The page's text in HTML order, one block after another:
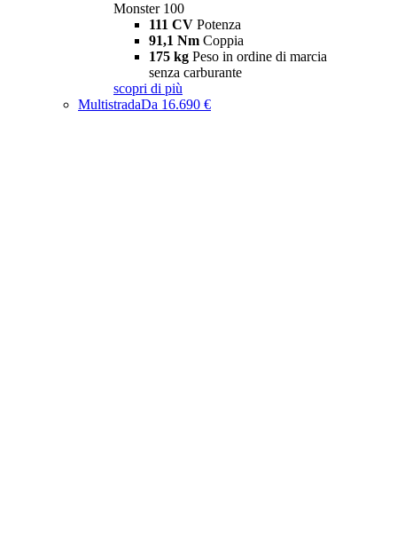
Monster 100
111 CV Potenza
91,1 Nm Coppia
175 kg Peso in ordine di marcia
senza carburante
scopri di più
MultistradaDa 16.690 €